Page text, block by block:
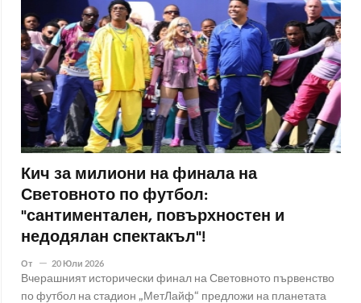
Кич за милиони на финала на
Световното по футбол:
"сантиментален, повърхностен и
недодялан спектакъл"!
От 20 Юли 2026
Вчерашният исторически финал на Световното първенство
по футбол на стадион „МетЛайф“ предложи на планетата